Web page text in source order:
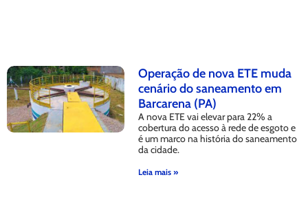
Operação de nova ETE muda
cenário do saneamento em
Barcarena (PA)
A nova ETE vai elevar para 22% a
cobertura do acesso à rede de esgoto e
é um marco na história do saneamento
da cidade.
Leia mais »